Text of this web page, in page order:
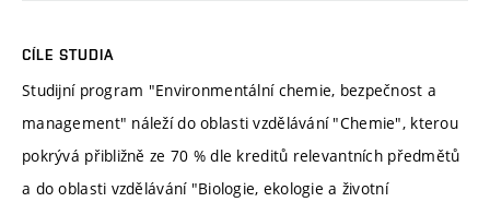
CÍLE STUDIA
Studijní program "Environmentální chemie, bezpečnost a
management" náleží do oblasti vzdělávání "Chemie", kterou
pokrývá přibližně ze 70 % dle kreditů relevantních předmětů
a do oblasti vzdělávání "Biologie, ekologie a životní